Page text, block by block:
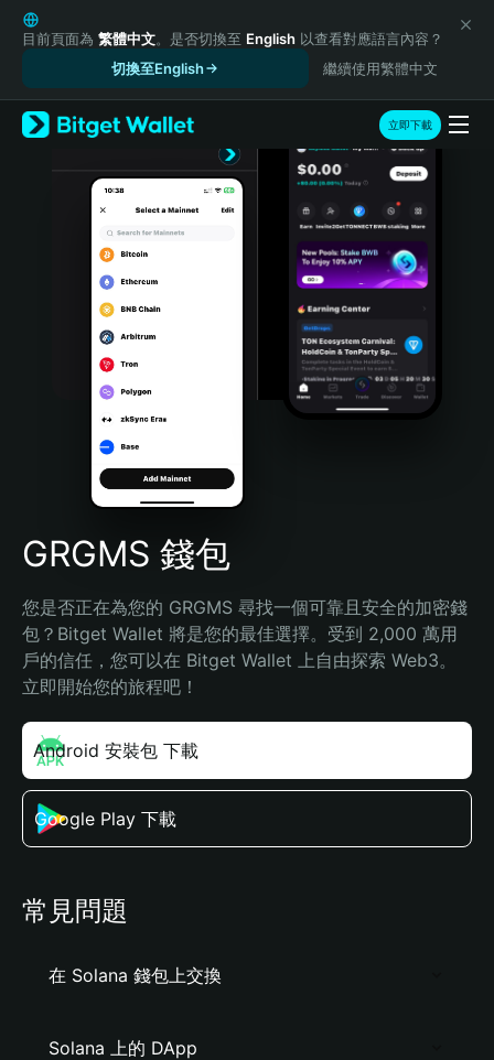
English
日本語
Русский
Español (Latinoamérica)
Türkçe
Português (Portugal)
Bahasa Indonesia
Português (Brasil)
Español (Argentina)
目前頁面為 繁體中文。是否切換至 English 以查看對應語言內容？
切換至English
繼續使用繁體中文
立即下載
GRGMS 錢包
您是否正在為您的 GRGMS 尋找一個可靠且安全的加密錢
包？Bitget Wallet 將是您的最佳選擇。受到 2,000 萬用
戶的信任，您可以在 Bitget Wallet 上自由探索 Web3。
立即開始您的旅程吧！
Android 安裝包 下載
Google Play 下載
常見問題
在 Solana 錢包上交換
Solana 上的 DApp